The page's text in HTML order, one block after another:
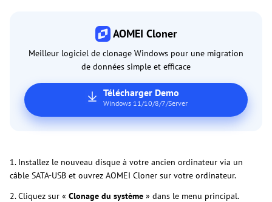
AOMEI Cloner
Meilleur logiciel de clonage Windows pour une migration
de données simple et efficace
Télécharger Demo
Windows 11/10/8/7/Server
1. Installez le nouveau disque à votre ancien ordinateur via un
câble SATA-USB et ouvrez AOMEI Cloner sur votre ordinateur.
2. Cliquez sur « Clonage du système » dans le menu principal.